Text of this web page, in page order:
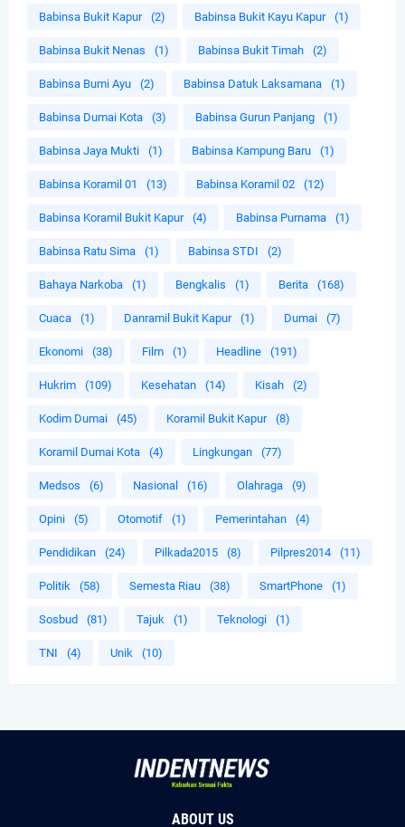
Babinsa Bukit Kapur (2) Babinsa Bukit Kayu Kapur (1)
Babinsa Bukit Nenas (1) Babinsa Bukit Timah (2)
Babinsa Bumi Ayu (2) Babinsa Datuk Laksamana (1)
Babinsa Dumai Kota (3) Babinsa Gurun Panjang (1)
Babinsa Jaya Mukti (1) Babinsa Kampung Baru (1)
Babinsa Koramil 01 (13) Babinsa Koramil 02 (12)
Babinsa Koramil Bukit Kapur (4) Babinsa Purnama (1)
Babinsa Ratu Sima (1) Babinsa STDI (2)
Bahaya Narkoba (1) Bengkalis (1) Berita (168)
Cuaca (1) Danramil Bukit Kapur (1) Dumai (7)
Ekonomi (38) Film (1) Headline (191)
Hukrim (109) Kesehatan (14) Kisah (2)
Kodim Dumai (45) Koramil Bukit Kapur (8)
Koramil Dumai Kota (4) Lingkungan (77)
Medsos (6) Nasional (16) Olahraga (9)
Opini (5) Otomotif (1) Pemerintahan (4)
Pendidikan (24) Pilkada2015 (8) Pilpres2014 (11)
Politik (58) Semesta Riau (38) SmartPhone (1)
Sosbud (81) Tajuk (1) Teknologi (1)
TNI (4) Unik (10)
ABOUT US